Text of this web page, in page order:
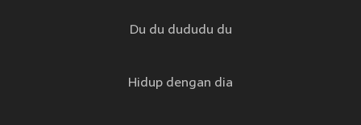
Du du dududu du
Hidup dengan dia